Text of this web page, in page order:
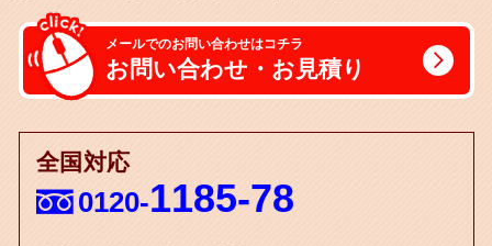
メールでのお問い合わせはコチラ
お問い合わせ・お見積り
全国対応
0120-1185-78